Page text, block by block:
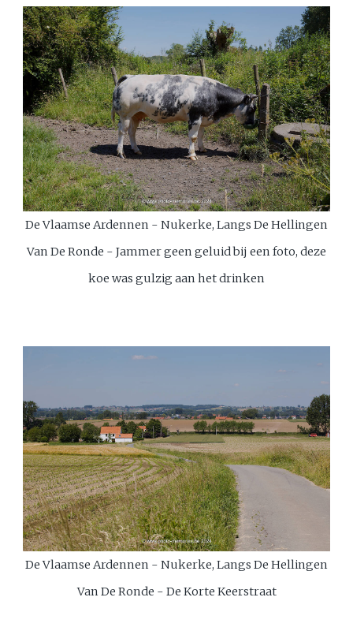
De Vlaamse Ardennen - Nukerke, Langs De Hellingen
Van De Ronde - Jammer geen geluid bij een foto, deze
koe was gulzig aan het drinken
De Vlaamse Ardennen - Nukerke, Langs De Hellingen
Van De Ronde - De Korte Keerstraat